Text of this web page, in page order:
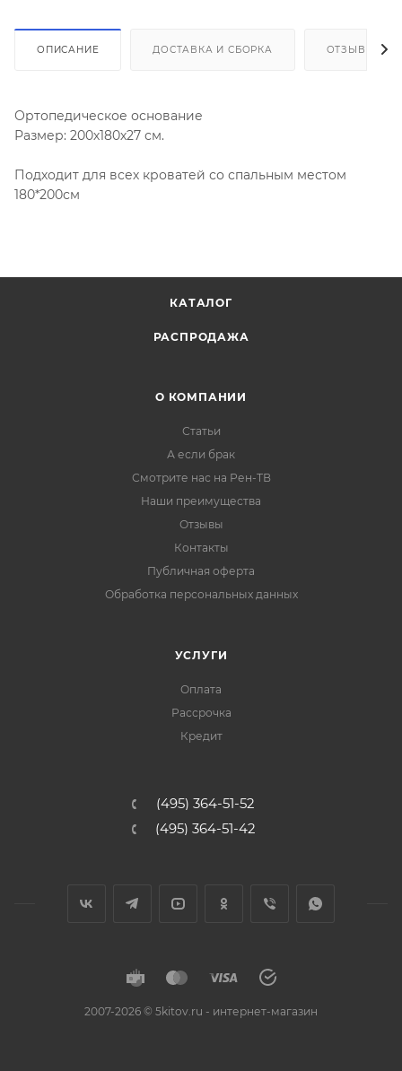
ОПИСАНИЕ ДОСТАВКА И СБОРКА ОТЗЫВЫ
Ортопедическое основание
Размер: 200х180х27 см.
Подходит для всех кроватей со спальным местом
180*200см
КАТАЛОГ
РАСПРОДАЖА
О КОМПАНИИ
Статьи
А если брак
Смотрите нас на Рен-ТВ
Наши преимущества
Отзывы
Контакты
Публичная оферта
Обработка персональных данных
УСЛУГИ
Оплата
Рассрочка
Кредит
(495) 364-51-52
(495) 364-51-42
2007-2026 © 5kitov.ru - интернет-магазин